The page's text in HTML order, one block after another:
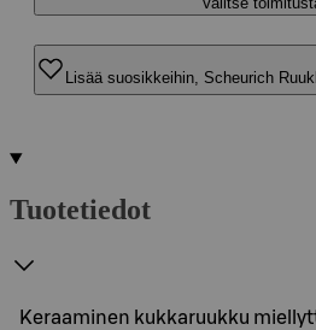
Lisää suosikkeihin, Scheurich
Tuotetiedot
Keraaminen kukkaruukku